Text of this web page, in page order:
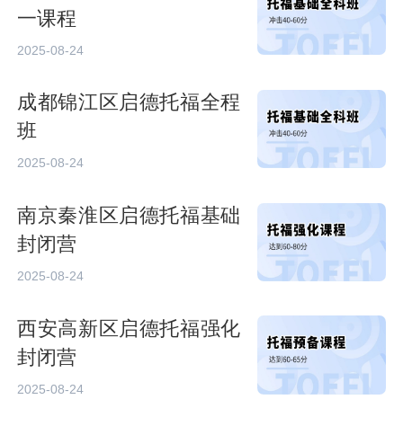
一课程
2025-08-24
成都锦江区启德托福全程
班
2025-08-24
南京秦淮区启德托福基础
封闭营
2025-08-24
西安高新区启德托福强化
封闭营
2025-08-24